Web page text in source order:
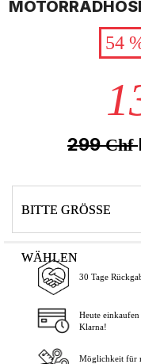
54
299Chf
BITTE GRÖSSE
WÄHLEN
30 Tage
Heute
Klarna!
Möglichkeit für